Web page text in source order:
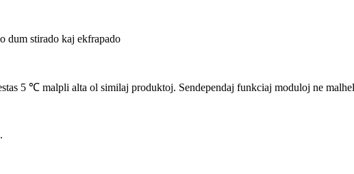
dum stirado kaj ekfrapado
5 ℃ malpli alta ol similaj produktoj. Sendependaj funkciaj moduloj ne